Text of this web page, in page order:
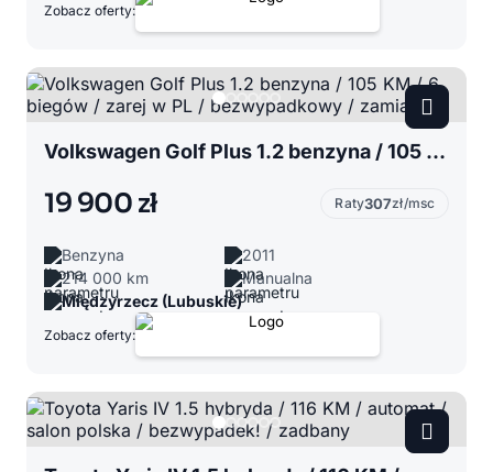
Zobacz oferty:
Volkswagen Golf Plus 1.2 benzyna / 105 KM / 6 biegów / zarej w PL / bezwypadkowy / zamiana
19 900 zł Raty307zł/msc
Benzyna
2011
214 000 km
Manualna
Międzyrzecz (Lubuskie)
Zobacz oferty: